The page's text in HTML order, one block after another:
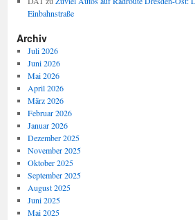
Einbahnstraße
Archiv
Juli 2026
Juni 2026
Mai 2026
April 2026
März 2026
Februar 2026
Januar 2026
Dezember 2025
November 2025
Oktober 2025
September 2025
August 2025
Juni 2025
Mai 2025